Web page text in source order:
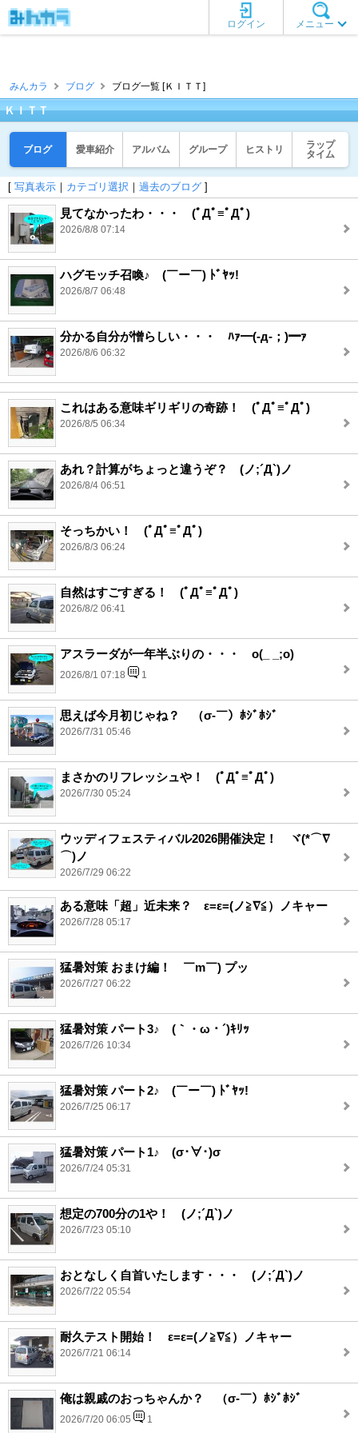
メニュー
ログイン
みんカラ ブログ ブログ一覧 [ＫＩＴＴ]
ＫＩＴＴ
ブログ 愛車紹介 アルバム グループ ヒストリ
ラップ
タイム
[ 写真表示 ｜ カテゴリ選択 ｜ 過去のブログ ]
見てなかったわ・・・ (ﾟДﾟ≡ﾟДﾟ)
2026/8/8 07:14
ハグモッチ召喚♪ (￣ー￣) ﾄﾞﾔｯ!
2026/8/7 06:48
分かる自分が憎らしい・・・ ﾊｧ━(-д-；)━ｧ
2026/8/6 06:32
これはある意味ギリギリの奇跡！ (ﾟДﾟ≡ﾟДﾟ)
2026/8/5 06:34
あれ？計算がちょっと違うぞ？ (ノ;´Д`)ノ
2026/8/4 06:51
そっちかい！ (ﾟДﾟ≡ﾟДﾟ)
2026/8/3 06:24
自然はすごすぎる！ (ﾟДﾟ≡ﾟДﾟ)
2026/8/2 06:41
アスラーダが一年半ぶりの・・・ o(_ _;o)
2026/8/1 07:18 1
思えば今月初じゃね？ （σ‐￣）ﾎｼﾞﾎｼﾞ
2026/7/31 05:46
まさかのリフレッシュや！ (ﾟДﾟ≡ﾟДﾟ)
2026/7/30 05:24
ウッディフェスティバル2026開催決定！ ヾ(*⌒∇
⌒)ノ
2026/7/29 06:22
ある意味「超」近未来？ ε=ε=(ノ≧∇≦）ノキャー
2026/7/28 05:17
猛暑対策 おまけ編！ ￣m￣) プッ
2026/7/27 06:22
猛暑対策 パート3♪ (｀・ω・´)ｷﾘｯ
2026/7/26 10:34
猛暑対策 パート2♪ (￣ー￣) ﾄﾞﾔｯ!
2026/7/25 06:17
猛暑対策 パート1♪ (σ･∀･)σ
2026/7/24 05:31
想定の700分の1や！ (ノ;´Д`)ノ
2026/7/23 05:10
おとなしく自首いたします・・・ (ノ;´Д`)ノ
2026/7/22 05:54
耐久テスト開始！ ε=ε=(ノ≧∇≦）ノキャー
2026/7/21 06:14
俺は親戚のおっちゃんか？ （σ‐￣）ﾎｼﾞﾎｼﾞ
2026/7/20 06:05 1